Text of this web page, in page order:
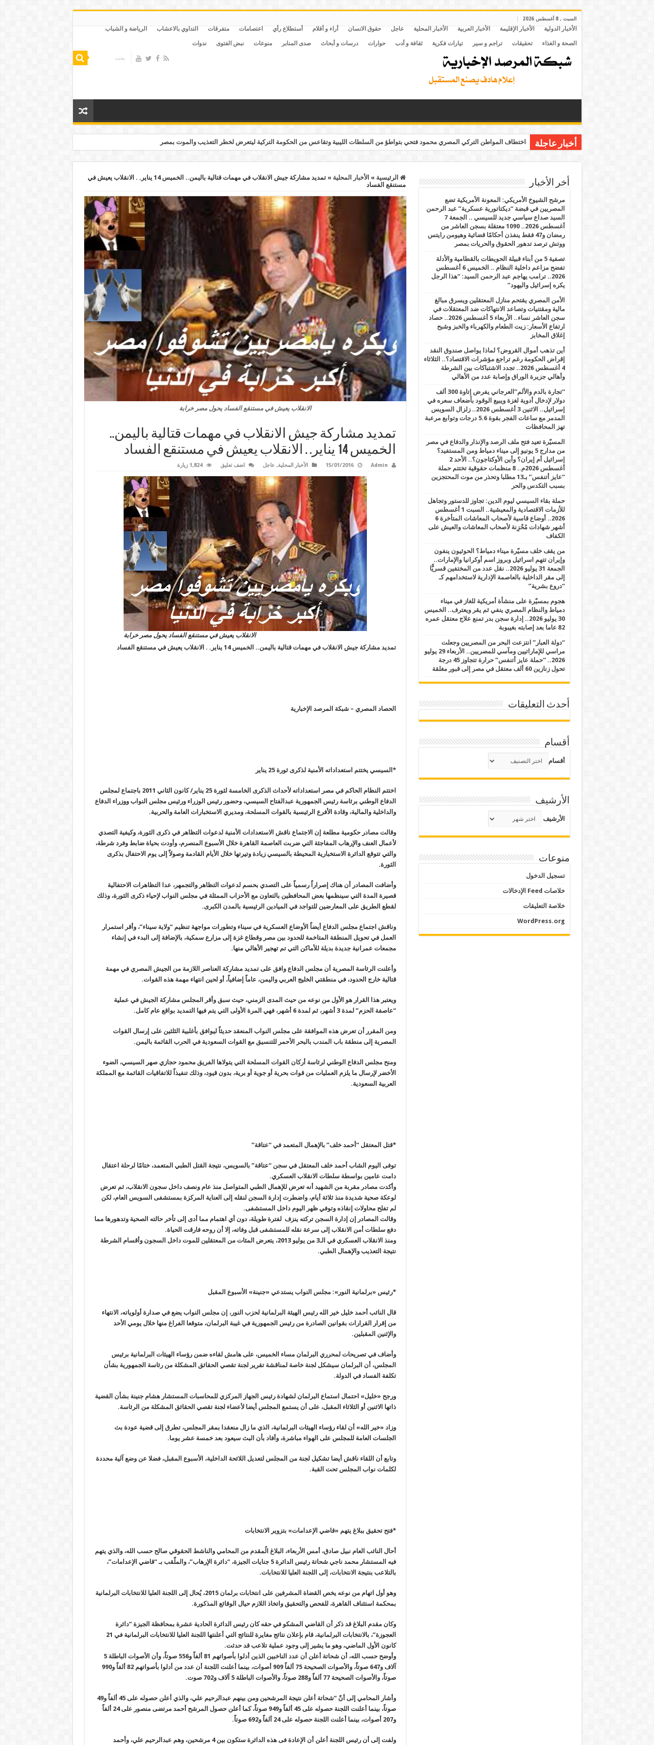
السبت , 8 أغسطس 2026
الأخبار الدولية الأخبار الإقليمة الأخبار العربية الأخبار المحلية عاجل حقوق الانسان أراء و أقلام أستطلاع رأي اعتصامات متفرقات التداوي بالاعشاب الرياضة و الشباب
الصحة و الغذاء تحقيقات تراجم و سير تيارات فكرية ثقافة و أدب حوارات درسات و أبحاث صدى المنابر منوعات نبض الفتوى ندوات
أخبار عاجلة اختطاف المواطن التركي المصري محمود فتحي بتواطؤ من السلطات الليبية وتقاعس من الحكومة التركية ليتعرض لخطر التعذيب والموت بمصر
الرئيسية » الأخبار المحلية »
تمديد مشاركة جيش الانقلاب في مهمات قتالية باليمن.. الخميس 14 يناير. . الانقلاب يعيش في
مستنقع الفساد
الانقلاب يعيش في مستنقع الفساد يحول مصر خرابة
تمديد مشاركة جيش الانقلاب في مهمات قتالية باليمن..
الخميس 14 يناير. . الانقلاب يعيش في مستنقع الفساد
Admin
15/01/2016 الأخبار المحلية, عاجل اضف تعليق 1,824 زيارة
الانقلاب يعيش في مستنقع الفساد يحول مصر خرابة
تمديد مشاركة جيش الانقلاب في مهمات قتالية باليمن.. الخميس 14 يناير. . الانقلاب يعيش في مستنقع الفساد
الحصاد المصري – شبكة المرصد الإخبارية
*السيسي يختتم استعداداته الأمنية لذكرى ثورة 25 يناير
اختتم النظام الحاكم في مصر استعداداته لأحداث الذكرى الخامسة لثورة25
يناير/ كانون الثاني 2011 باجتماع لمجلس
الدفاع الوطني برئاسة رئيس الجمهورية عبدالفتاح السيسي، وحضور رئيس الوزراء ورئيس مجلس النواب ووزراء الدفاع
والداخلية والمالية، وقادة الأفرع الرئيسية بالقوات المسلحة، ومديري الاستخبارات العامة والحربية.
وقالت مصادر حكومية مطلعة إن الاجتماع ناقش الاستعدادات الأمنية لدعوات التظاهر في ذكرى الثورة، وكيفية التصدي
لأعمال العنف والإرهاب المفاجئة التي ضربت العاصمة القاهرة خلال الأسبوع المنصرم، وأودت بحياة ضابط وفرد شرطة،
والتي تتوقع الدائرة الاستخبارية المحيطة بالسيسي زيادة وتيرتها خلال الأيام القادمة وصولاً إلى يوم الاحتفال بذكرى
الثورة.
وأضافت المصادر أن هناك إصراراً رسمياً على التصدي بحسم لدعوات التظاهر والتجمهر، عدا التظاهرات الاحتفالية
قصيرة المدة التي سينظمها بعض المحافظين بالتعاون مع الأحزاب الممثلة في مجلس النواب لإحياء ذكرى الثورة، وذلك
لقطع الطريق على المعارضين للتواجد في الميادين الرئيسية بالمدن الكبرى.
وناقش اجتماع مجلس الدفاع أيضاً الأوضاع العسكرية في سيناء وتطورات مواجهة تنظيم “ولاية سيناء”، وأقر استمرار
العمل في تحويل المنطقة المتاخمة للحدود بين مصر وقطاع غزة إلى مزارع سمكية، بالإضافة إلى البدء في إنشاء
مجمعات عمرانية جديدة بديلة للأماكن التي تم تهجير الأهالي منها.
وأعلنت الرئاسة المصرية أن مجلس الدفاع وافق على تمديد مشاركة العناصر اللازمة من الجيش المصري في مهمة
قتالية خارج الحدود، في منطقتي الخليج العربي واليمن، عاماً إضافياً، أو لحين انتهاء مهمة هذه القوات.
ويعتبر هذا القرار هو الأول من نوعه من حيث المدى الزمني، حيث سبق وأقر المجلس مشاركة الجيش في عملية
“عاصفة الحزم” لمدة 3 أشهر، ثم لمدة 6 أشهر، فهي المرة الأولى التي يتم فيها التمديد بواقع عام كامل
.
ومن المقرر أن تعرض هذه الموافقة على مجلس النواب المنعقد حديثاً ليوافق بأغلبية الثلثين على إرسال القوات
المصرية إلى منطقة باب المندب بالبحر الأحمر للتنسيق مع القوات السعودية في الحرب القائمة باليمن.
ومنح مجلس الدفاع الوطني لرئاسة أركان القوات المسلحة التي يتولاها الفريق محمود حجازي صهر السيسي، الضوء
الأخضر لإرسال ما يلزم العمليات من قوات بحرية أو جوية أو برية، بدون قيود، وذلك تنفيذاً للاتفاقيات القائمة مع المملكة
العربية السعودية.
*قتل المعتقل “أحمد خلف” بالإهمال المتعمد في “عتاقة”
توفى اليوم الشاب أحمد خلف المعتقل في سجن “عتاقة” بالسويس، نتيجة القتل الطبي المتعمد، ختامًا لرحلة اعتقال
دامت عامين بواسطة سلطات الانقلاب العسكري.
وأكدت مصادر مقربة من الشهيد أنه تعرض للإهمال الطبي المتواصل منذ عام ونصف داخل سجون الانقلاب، ثم تعرض
لوعكة صحية شديدة منذ ثلاثة أيام، واضطرت إدارة السجن لنقله إلى العناية المركزة بمستشفى السويس العام، لكن
لم تفلح محاولات إنقاذه وتوفي ظهر اليوم داخل المستشفى.
وقالت المصادر إن إدارة السجن تركته ينزف لفترة طويلة، دون أي اهتمام مما أدى إلى تأخر حالته الصحية وتدهورها مما
دفع سلطات أمن الانقلاب إلى سرعة نقله للمستشفى قبل وفاته، إلا أن روحه فارقت الحياة.
ومنذ الانقلاب العسكري في الـ3 من يوليو 2013، يتعرض المئات من المعتقلين للموت داخل السجون وأقسام الشرطة
نتيجة التعذيب والإهمال الطبي.
*رئيس «برلمانية النور»: مجلس النواب يستدعي «جنينة» الأسبوع المقبل
قال النائب أحمد خليل خير الله رئيس الهيئة البرلمانية لحزب النور، إن مجلس النواب يضع في صدارة أولوياته، الانتهاء
من إقرار القرارات بقوانين الصادرة من رئيس الجمهورية في غيبة البرلمان، متوقعا الفراغ منها خلال يومي الأحد
والإثنين المقبلين.
وأضاف في تصريحات لمحرري البرلمان مساء الخميس، على هامش لقاءه ضمن رؤساء الهيئات البرلمانية برئيس
المجلس، أن البرلمان سيشكل لجنة خاصة لمناقشة تقرير لجنة تقصي الحقائق المشكلة من رئاسة الجمهورية بشأن
تكلفة الفساد في الدولة.
ورجح «خليل» احتمال استماع البرلمان لشهادة رئيس الجهاز المركزي للمحاسبات المستشار هشام جنينة بشأن القضية
ذاتها الاثنين أو الثلاثاء المقبل، على أن يستمع المجلس أيضا لأعضاء لجنة تقصي الحقائق المشكلة من الرئاسة.
وزاد «خير الله» أن لقاء رؤساء الهيئات البرلمانية، الذي ما زال منعقدا بمقر المجلس، تطرق إلى قضية عودة بث
الجلسات العامة للمجلس على الهواء مباشرة، وأفاد بأن البث سيعود بعد خمسة عشر يوما.
وتابع أن اللقاء ناقش أيضا تشكيل لجنة من المجلس لتعديل اللائحة الداخلية، الأسبوع المقبل، فضلا عن وضع آلية محددة
لكلمات نواب المجلس تحت القبة.
*فتح تحقيق ببلاغ يتهم «قاضي الإعدامات» بتزوير الانتخابات
أحال النائب العام نبيل صادق، أمس الأربعاء، البلاغ الُمقدم من المحامي والناشط الحقوقي صالح حسب الله، والذي يتهم
فيه المستشار محمد ناجي شحاتة رئيس الدائرة 5 جنايات الجيزة، “دائرة الإرهاب”، والملّقب بـ “قاضي الإعدامات”،
بالتلاعب بنتيجة الانتخابات، إلى اللجنة العليا للانتخابات.
وهو أول اتهام من نوعه ­يخص القضاة المشرفين على انتخابات برلمان 2015، يُحال إلى اللجنة العليا للانتخابات البرلمانية
بمحكمة ا­ستئناف القاهرة، للفحص وا­لتحقيق واتخاذ اللازم حيال الوقائع المذكو­رة.
وكان مقدم البلاغ قد ذكر أن القاضي المشكو في حقه كان رئيس الدائرة الحادية عشرة بمحافظة الجيزة “دائرة
العجوزة”، بالانتخابات البرلمانية، قام بإعلان نتائج مغايرة للنتائج التي أعلنتها اللجنة العليا للانتخابات البرلمانية في 21
كانون الأول الماضي، وهو ما يشير إلى وجود عملية تلاعب قد حدثت.
وأوضح حسب الله، أن شحاتة أعلن أن عدد الناخبين ­الذين أدلوا بأصواتهم 81 ألفاً و556 صوتاً، وأن الأصوات الباطلة 5
آلاف و647 صوتاً، والأصو­ات الصحيحة 75 ألفاً 909 أصوات، بينما أعلنت ­اللجنة أن عدد من أدلوا بأصواتهم
82 ألفاً و­990
صوتاً، والأصوات الصحيحة 77 ألفاً و288 صوتاً، والأصوات الباطلة 5 آلاف و702 صوت
.
وأشار المحامي إلى أنّ “شحاتة أعلن نتيجة المرشحين ومن بينهم عبدالرحيم علي، والذي أعلن حصوله على 45 ألفاً و49­
صوتاً، بينما أعلنت اللجنة حصوله على 45 ألفاً و949 صوتاً، كما أعلن حصول المرشح أحمد مرتضى منصور على 24 ألفاً
و207 أصوات، بينما أعلنت اللجنة­
حصوله على 24 ألفاً و692 صوتاً .
ولفت إلى أن رئيس اللجنة أعلن أن الإعادة فى ­هذه الدائرة ستكون بين 4 مرشحين، وهم عبدالرحيم علي، وأحمد
أخر الأخبار
مرشح الشيوخ الأمريكي: المعونة الأمريكية تضع
المصريين في قبضة “ديكتاتورية عسكرية” عبد الرحمن
السيد صداع سياسي جديد للسيسي .. الجمعة 7
أغسطس 2026.. 1090 معتقلة بسجن العاشر من
رمضان و47 فقط ينفذن أحكامًا قضائية وهيومن رايتس
ووتش ترصد تدهور الحقوق والحريات بمصر
تصفية 5 من أبناء قبيلة الحويطات بالقطامية والأدلة
تفضح مزاعم داخلية النظام .. الخميس 6 أغسطس
2026.. ترامب يهاجم عبد الرحمن السيد: “هذا الرجل
يكره إسرائيل واليهود”
الأمن المصري يقتحم منازل المعتقلين ويسرق مبالغ
مالية ومقتنيات وتصاعد الانتهاكات ضد المعتقلات في
سجن العاشر نساء.. الأربعاء 5 أغسطس 2026.. حصاد
ارتفاع الأسعار: زيت الطعام والكهرباء والخبز وشبح
إغلاق المخابز
أين تذهب أموال القروض؟ لماذا يواصل صندوق النقد
إقراض الحكومة رغم تراجع مؤشرات الاقتصاد؟.. الثلاثاء
4 أغسطس 2026.. تجدد الاشتباكات بين الشرطة
وأهالي جزيرة الوراق وإصابة عدد من الأهالي
“تجارة بالدم والألم”العرجاني يفرض إتاوة 300 ألف
دولار لإدخال أدوية لغزة ويبيع الوقود بأضعاف سعره في
إسرائيل.. الاثنين 3 أغسطس 2026.. زلزال السويس
المدمر مع ساعات الفجر بقوة 5.6 درجات وتوابع مرعبة
تهز المحافظات
المسيّرة تعيد فتح ملف الرصد والإنذار والدفاع في مصر
من مدارج 5 يونيو إلى ميناء دمياط ومن المستفيد؟
إسرائيل أم إيران؟ وأين الأوكتاجون؟.. الأحد 2
أغسطس 2026م.. 8 منظمات حقوقية تختتم حملة
“عايز أتنفس” بـ13 مطلبا وتحذر من موت المحتجزين
بسبب التكدس والحر
حملة بقاء السيسي ليوم الدين: تجاوز للدستور وتجاهل
للأزمات الاقتصادية والمعيشية.. السبت 1 أغسطس
2026.. أوضاع قاسية لأصحاب المعاشات المتأخرة 6
أشهر شهادات مُحْزِنة لأصحاب المعاشات والعيش على
الكفاف
من يقف خلف مسيّرة ميناء دمياط؟ الحوثيون ينفون
وإيران تتهم اسرائيل وبروز اسم أوكرانيا والإمارات..
الجمعة 31 يوليو 2026.. نقل عدد من المختفين قسريًّا
إلى مقر الداخلية بالعاصمة الإدارية لاستخدامهم كـ
“دروع بشرية”
هجوم بمسيّرة على منشأة أمريكية للغاز في ميناء
دمياط والنظام المصري ينفي ثم يقر ويعترف.. الخميس
30 يوليو 2026.. إدارة سجن بدر تمنع علاج معتقل عمره
82 عاما بعد إصابته بغيبوبة
“دولة العبار” انتزعت البحر من المصريين وجعلت
مراسي للإماراتيين ومآسي للمصريين.. الأربعاء 29 يوليو
2026.. “حملة عايز أتنفس” حرارة تتجاوز 45 درجة
تحول زنازين 60 ألف معتقل في مصر إلى قبور مغلقة
أحدث التعليقات
أقسام
أقسام
الأرشيف
الأرشيف
منوعات
تسجيل الدخول
خلاصات Feed الإدخالات
خلاصة التعليقات
WordPress.org